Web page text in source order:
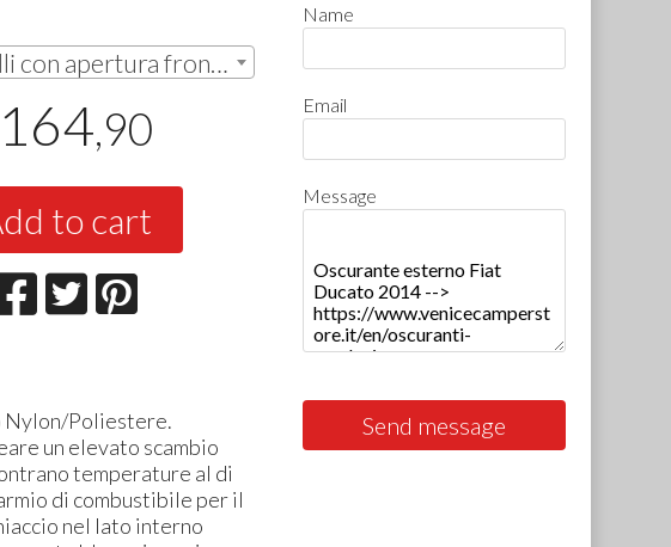
solo cristalli con apertura frontale | € 164,90
164,90
to cart
Nylon/Poliestere.
un elevato scambio
temperature al di
di combustibile per il
nel lato interno
Name
Email
Message
Send message